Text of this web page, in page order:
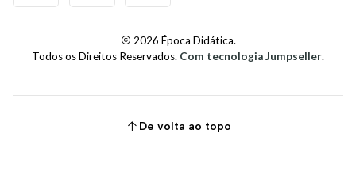
2026 Época Didática.
Todos os Direitos Reservados. Com tecnologia Jumpseller.
De volta ao topo